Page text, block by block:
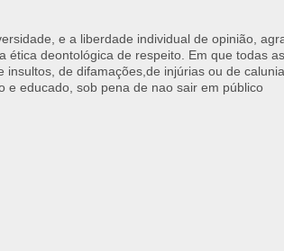
e a liberdade individual de opinião,
ética deontológica de respeito. Em que todas
insultos, de difamações,de injúrias ou de
e educado, sob pena de nao sair em público